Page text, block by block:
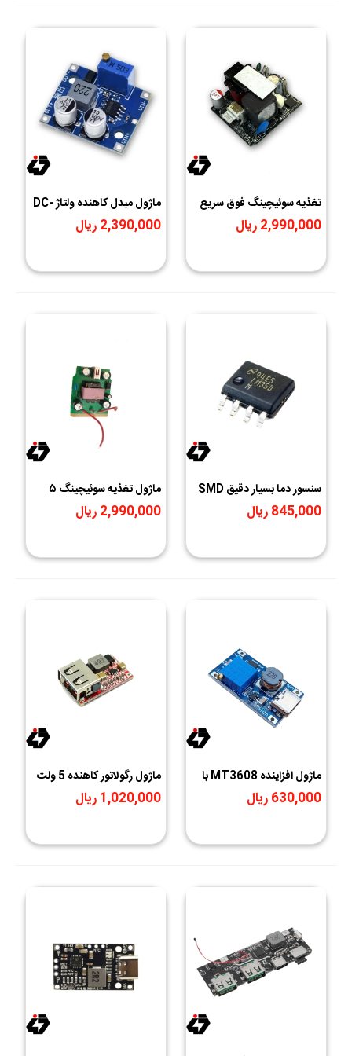
تغذیه سوئیچینگ فوق سریع
2,990,000 ریال
ماژول مبدل کاهنده ولتاژ DC-
رگولاتور سوئیچینگ پایدار با
2,390,000 ریال
سنسور دما بسیار دقیق SMD
LM35DM
845,000 ریال
ماژول تغذیه سوئیچینگ ۵
ولت ۳ آمپر رگوله با خروجی
2,990,000 ریال
ماژول افزاینده MT3608 با
سوکت TYPE-C
630,000 ریال
ماژول رگولاتور کاهنده 5 ولت
3A با خروجی USB
1,020,000 ریال